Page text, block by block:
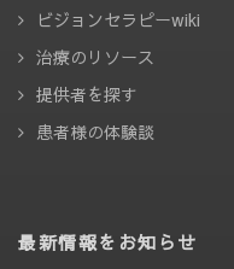
ビジョンセラピーwiki
治療のリソース
提供者を探す
患者様の体験談
最新情報をお知らせ